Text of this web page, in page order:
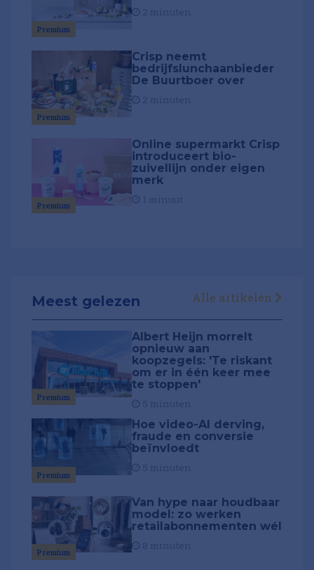
Premium
Premium
Crisp neemt
bedrijfslunchaanbieder
De Buurtboer over
Premium
Online supermarkt Crisp
introduceert bio-
zuivellijn onder eigen
merk
Meest gelezen Alle artikelen
Premium
Albert Heijn morrelt
opnieuw aan
koopzegels: 'Te riskant
om er in één keer mee
te stoppen'
Premium
Hoe video-AI derving,
fraude en conversie
beïnvloedt
Premium
Van hype naar houdbaar
model: zo werken
retailabonnementen wél